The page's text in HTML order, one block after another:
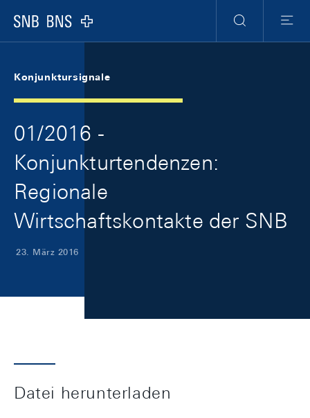
Logo
Suche
Menu
Konjunktursignale
01/2016 -
Konjunkturtendenzen:
Regionale
Wirtschaftskontakte der SNB
23. März 2016
Datei herunterladen